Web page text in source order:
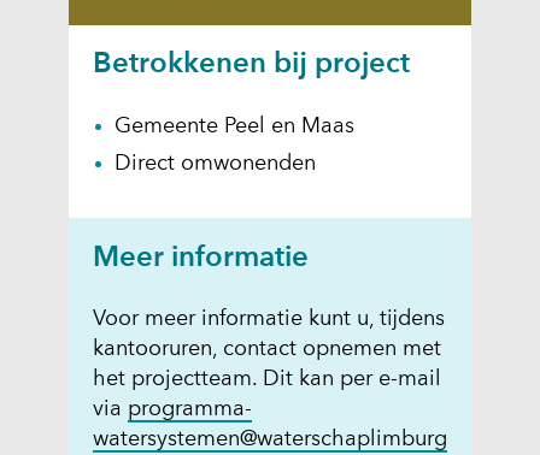
Betrokkenen bij project
Gemeente Peel en Maas
Direct omwonenden
Meer informatie
Voor meer informatie kunt u, tijdens
kantooruren, contact opnemen met
het projectteam. Dit kan per e-mail
via programma-
watersystemen@waterschaplimburg